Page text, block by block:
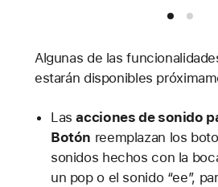
Algunas de las
estarán disponibles
Lasacciones de sonido
Botón reemplazan los
sonidos hechos con la
un pop o el sonido “ee”,